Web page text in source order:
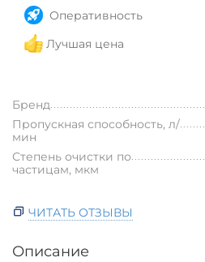
Оперативность
Лучшая цена
Бренд
Пропускная способность, л/
мин
Степень очистки по
частицам, мкм
ЧИТАТЬ ОТЗЫВЫ
Описание